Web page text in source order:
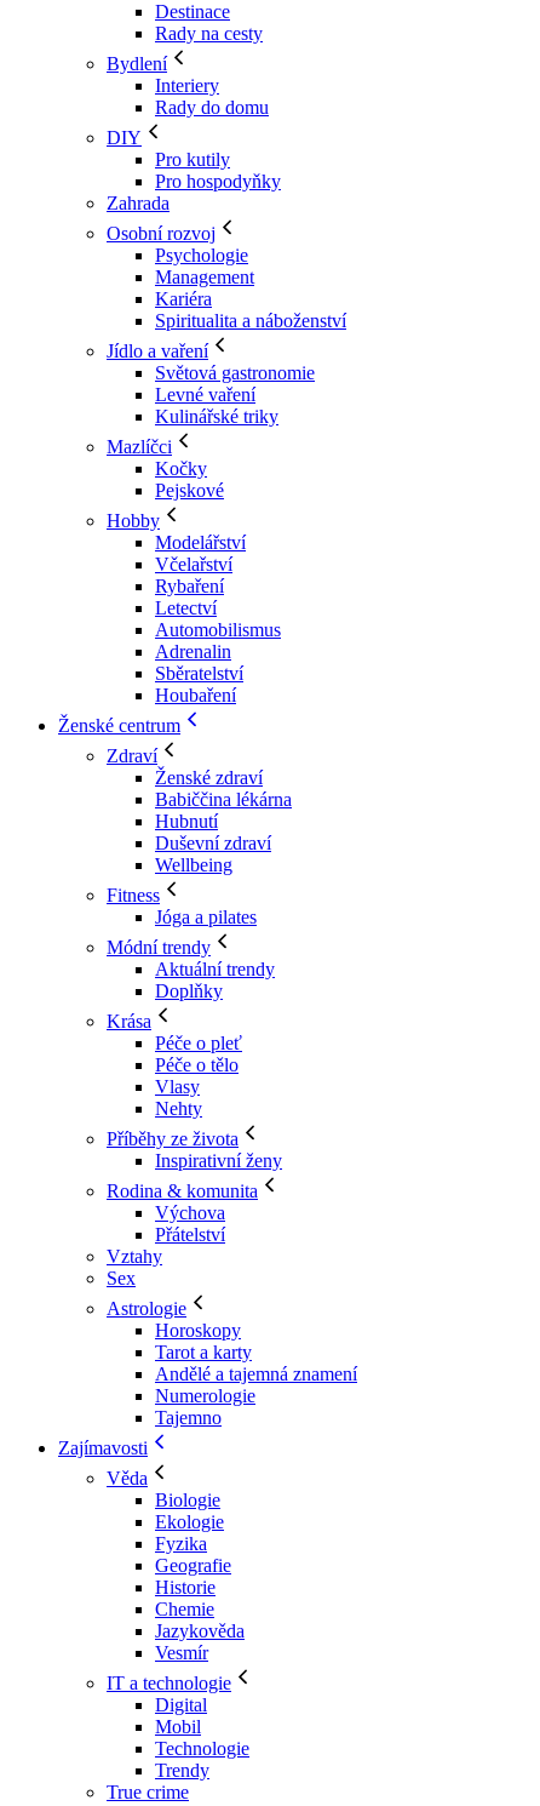
Destinace
Rady na cesty
Bydlení
Interiery
Rady do domu
DIY
Pro kutily
Pro hospodyňky
Zahrada
Osobní rozvoj
Psychologie
Management
Kariéra
Spiritualita a náboženství
Jídlo a vaření
Světová gastronomie
Levné vaření
Kulinářské triky
Mazlíčci
Kočky
Pejskové
Hobby
Modelářství
Včelařství
Rybaření
Letectví
Automobilismus
Adrenalin
Sběratelství
Houbaření
Ženské centrum
Zdraví
Ženské zdraví
Babiččina lékárna
Hubnutí
Duševní zdraví
Wellbeing
Fitness
Jóga a pilates
Módní trendy
Aktuální trendy
Doplňky
Krása
Péče o pleť
Péče o tělo
Vlasy
Nehty
Příběhy ze života
Inspirativní ženy
Rodina & komunita
Výchova
Přátelství
Vztahy
Sex
Astrologie
Horoskopy
Tarot a karty
Andělé a tajemná znamení
Numerologie
Tajemno
Zajímavosti
Věda
Biologie
Ekologie
Fyzika
Geografie
Historie
Chemie
Jazykověda
Vesmír
IT a technologie
Digital
Mobil
Technologie
Trendy
True crime